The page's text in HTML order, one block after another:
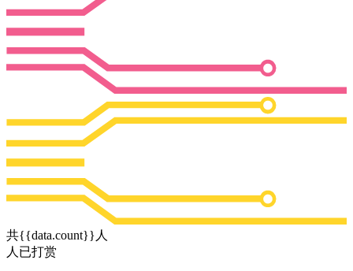
共{{data.count}}人
人已打赏